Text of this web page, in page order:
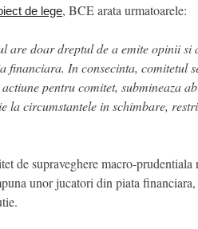
de lege, BCE arata urmatoarele:
are doar dreptul de a emite opinii
In consecinta, comitetul
pentru comitet, submineaza
la circumstantele in schimbare,
de supraveghere macro-
unor jucatori din piata